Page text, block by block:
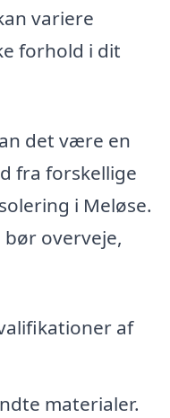
variere
forhold i dit
det være en
fra forskellige
i Meløse.
overveje,
af
materialer.